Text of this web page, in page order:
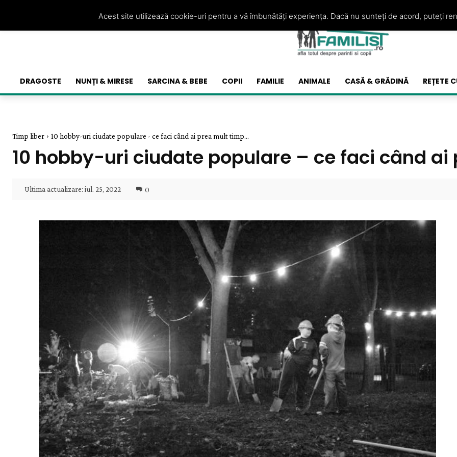
DRAGOSTE NUNȚI & MIRESE SARCINA & BEBE COPII FAMILIE ANIMALE CASĂ & GRĂDINĂ REȚETE
Timp liber 10 hobby-uri ciudate populare - ce faci când ai prea mult timp...
10 hobby-uri ciudate populare – ce faci când
Ultima actualizare: iul. 25, 2022 0
Acest site utilizează cookie-uri pentru a vă îmbunătăți experiența. Dacă nu sunteți de acord, puteți